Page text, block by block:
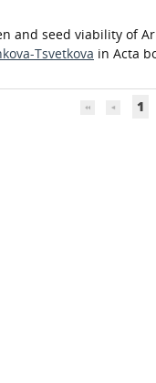
and seed viability of
Tsvetkova in Acta
1